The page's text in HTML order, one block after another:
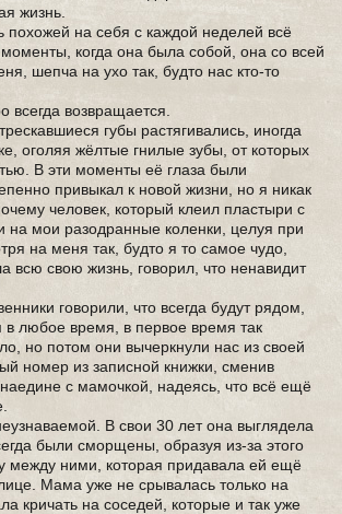
жизнь.
похожей на себя с каждой неделей всё
когда она была собой, она со всей
шепча на ухо так, будто нас кто-то
всегда возвращается.
губы растягивались, иногда
оголяя жёлтые гнилые зубы, от которых
В эти моменты её глаза были
привыкал к новой жизни, но я никак
человек, который клеил пластыри с
мои разодранные коленки, целуя при
на меня так, будто я то самое чудо,
всю свою жизнь, говорил, что ненавидит
говорили, что всегда будут рядом,
в любое время, в первое время так
но потом они вычеркнули нас из своей
номер из записной книжки, сменив
с мамочкой, надеясь, что всё ещё
В свои 30 лет она выглядела
были сморщены, образуя из-за этого
между ними, которая придавала ей ещё
Мама уже не срывалась только на
кричать на соседей, которые и так уже